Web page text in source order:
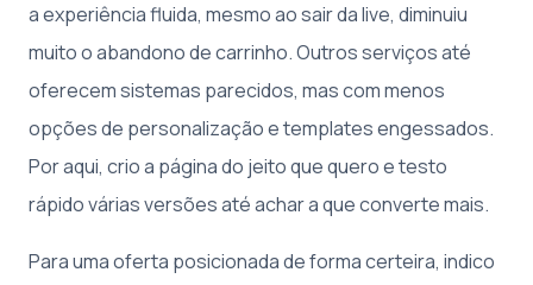
a experiência fluida, mesmo ao sair da live, diminuiu
muito o abandono de carrinho. Outros serviços até
oferecem sistemas parecidos, mas com menos
opções de personalização e templates engessados.
Por aqui, crio a página do jeito que quero e testo
rápido várias versões até achar a que converte mais.
Para uma oferta posicionada de forma certeira, indico